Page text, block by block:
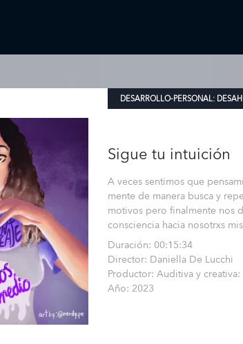
DESARROLLO-PERSONAL:
Sigue tu intuición
A veces sentimos que
mente de manera busca y
motivos pero finalmente nos
consciencia hacia nosotrxs
Duración: 00:15:34
Director: Daniella De Lucchi
Productor: Auditiva y
Año: 2023